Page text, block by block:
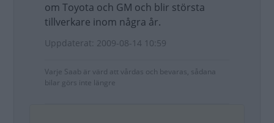
om Toyota och GM och blir största
tillverkare inom några år.
Uppdaterat: 2009-08-14 10:59
Varje Saab är värd att vårdas och bevaras, sådana
bilar görs inte längre